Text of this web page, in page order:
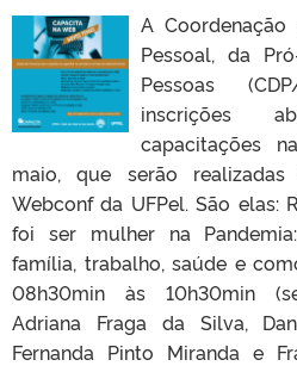
A
Pessoal, da
Pessoas
inscrições
capacitações
maio, que serão
Webconf da UFPel. São elas:
foi ser mulher na
família, trabalho, saúde e
08h30min às 10h30min
Adriana Fraga da Silva,
Fernanda Pinto Miranda e